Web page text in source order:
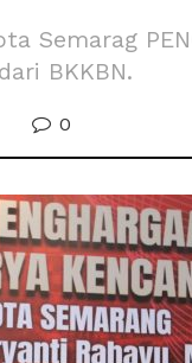
Semarag
BKKBN.
0